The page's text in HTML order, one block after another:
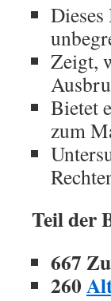
Zeigt,
Bietet
zum
Teil der
667
260